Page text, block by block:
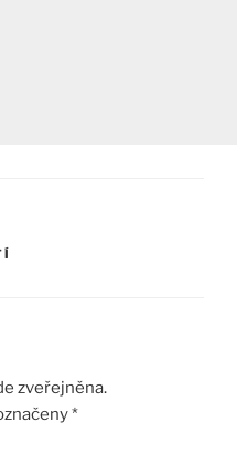
zveřejněna.
*